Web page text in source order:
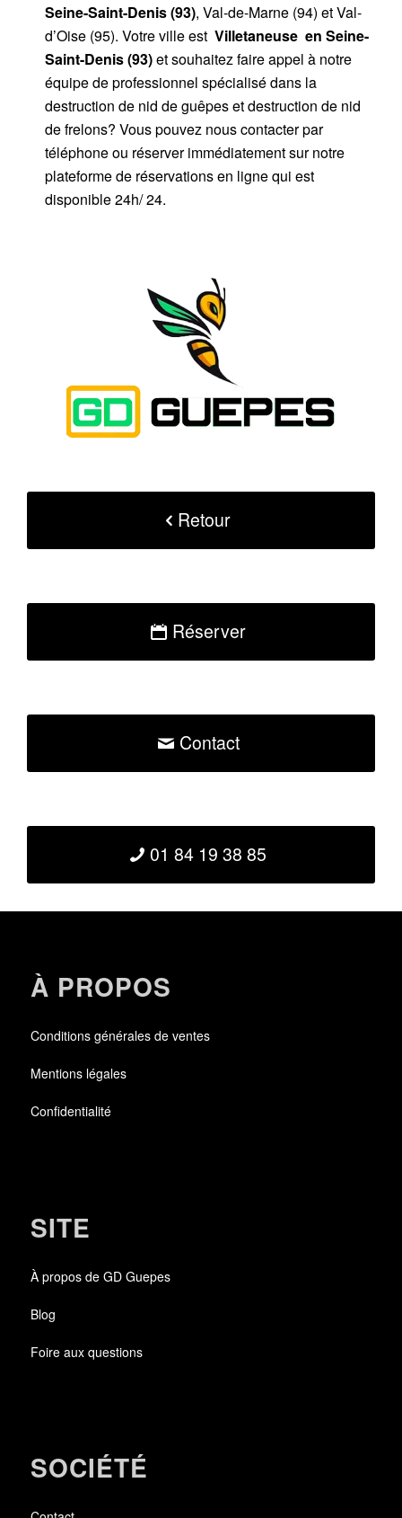
Seine-Saint-Denis (93), Val-de-Marne (94) et Val-
d’Oise (95). Votre ville est Villetaneuse en Seine-
Saint-Denis (93)et souhaitez faire appel à notre
équipe de professionnel spécialisé dans la
destruction de nid de guêpes et destruction de nid
de frelons? Vous pouvez nous contacter par
téléphone ou réserver immédiatement sur notre
plateforme de réservations en ligne qui est
disponible 24h/ 24.
Retour
Réserver
Contact
01 84 19 38 85
À PROPOS
Conditions générales de ventes
Mentions légales
Confidentialité
SITE
À propos de GD Guepes
Blog
Foire aux questions
SOCIÉTÉ